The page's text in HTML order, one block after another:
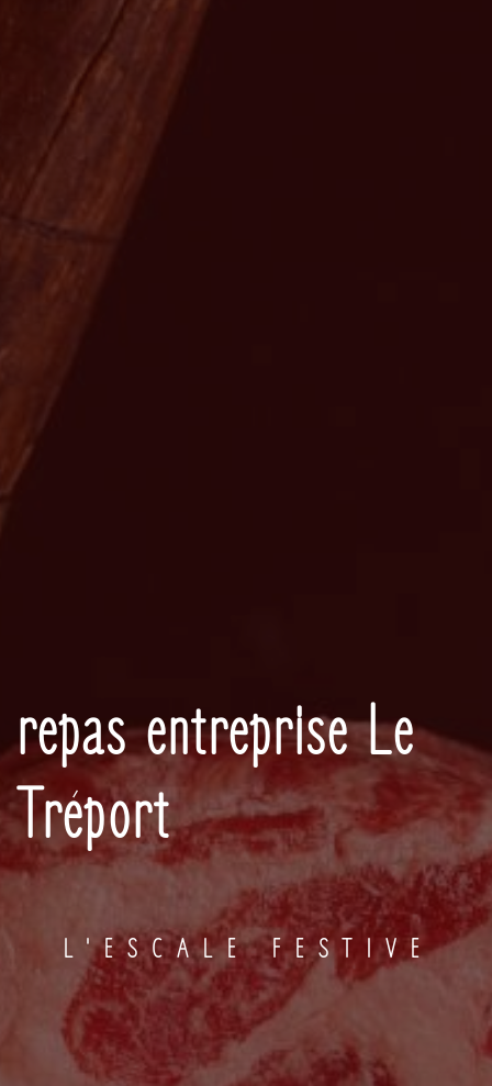
repas entreprise Le
Tréport
L'ESCALE FESTIVE